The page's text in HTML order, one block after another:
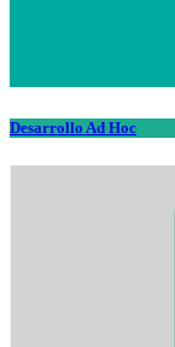
Desarrollo Ad Hoc